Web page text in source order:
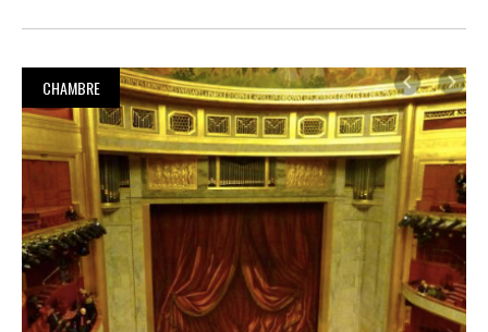
CHAMBRE